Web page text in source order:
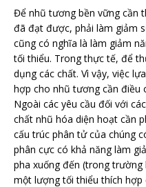
Để nhũ tương bền vững cần
đã đạt được, phải làm giảm
cũng có nghĩa là làm giảm
tối thiểu. Trong thực tế, để
dụng các chất. Vì vậy, việc
hợp cho nhũ tương cần điều
Ngoài các yêu cầu đối với
chất nhũ hóa diện hoạt cần
cấu trúc phân tử của chúng
phân cực có khả năng làm
pha xuống đến (trong trường
một lượng tối thiểu thích hợp